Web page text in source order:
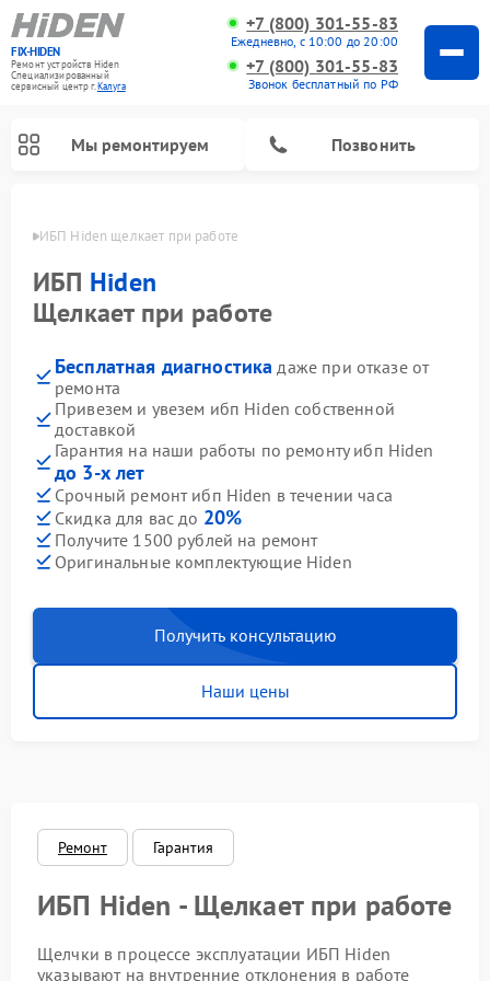
FIX-HIDEN
Ремонт устройств Hiden
Специализированный
cервисный центр г.Калуга
+7 (800) 301-55-83
Ежедневно, с 10:00 до 20:00
+7 (800) 301-55-83
Звонок бесплатный по РФ
Мы ремонтируем Позвонить
ИБП Hiden щелкает при работе
ИБП Hiden
Щелкает при работе
Бесплатная диагностика даже при отказе от
ремонта
Привезем и увезем ибп Hiden собственной
доставкой
Гарантия на наши работы по ремонту ибп Hiden
до 3-х лет
Срочный ремонт ибп Hiden в течении часа
Скидка для вас до 20%
Получите 1500 рублей на ремонт
Оригинальные комплектующие Hiden
Получить консультацию
Наши цены
Ремонт Гарантия
ИБП Hiden - Щелкает при работе
Щелчки в процессе эксплуатации ИБП Hiden
указывают на внутренние отклонения в работе